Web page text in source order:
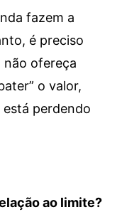
fazem a
é preciso
ofereça
o valor,
perdendo
ao limite?